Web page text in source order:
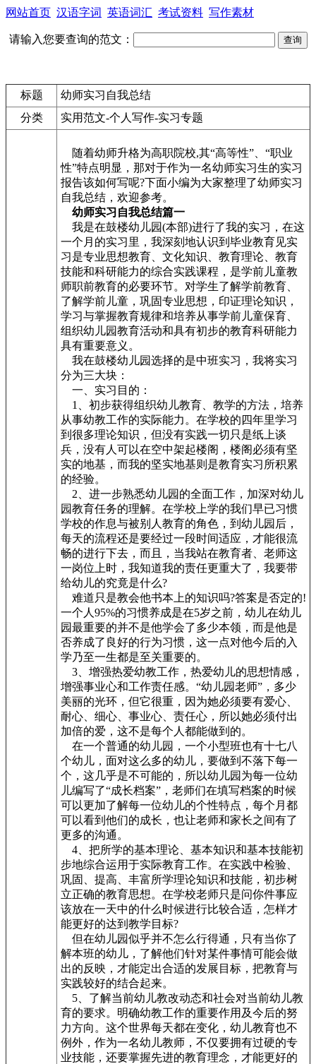
网站首页 汉语字词 英语词汇 考试资料 写作素材
请输入您要查询的范文：
标题
幼师实习自我总结
分类
实用范文-个人写作-实习专题
随着幼师升格为高职院校,其“高等性”、“职业
性”特点明显，那对于作为一名幼师实习生的实习
报告该如何写呢?下面小编为大家整理了幼师实习
自我总结，欢迎参考。
幼师实习自我总结篇一
我是在鼓楼幼儿园(本部)进行了我的实习，在这
一个月的实习里，我深刻地认识到毕业教育见实
习是专业思想教育、文化知识、教育理论、教育
技能和科研能力的综合实践课程，是学前儿童教
师职前教育的必要环节。对学生了解学前教育、
了解学前儿童，巩固专业思想，印证理论知识，
学习与掌握教育规律和培养从事学前儿童保育、
组织幼儿园教育活动和具有初步的教育科研能力
具有重要意义。
我在鼓楼幼儿园选择的是中班实习，我将实习
分为三大块：
一、实习目的：
1、初步获得组织幼儿教育、教学的方法，培养
从事幼教工作的实际能力。在学校的四年里学习
到很多理论知识，但没有实践一切只是纸上谈
兵，没有人可以在空中架起楼阁，楼阁必须有坚
实的地基，而我的坚实地基则是教育实习所积累
的经验。
2、进一步熟悉幼儿园的全面工作，加深对幼儿
园教育任务的理解。在学校上学的我们早已习惯
学校的作息与被别人教育的角色，到幼儿园后，
每天的流程还是要经过一段时间适应，才能很流
畅的进行下去，而且，当我站在教育者、老师这
一岗位上时，我知道我的责任更重大了，我要带
给幼儿的究竟是什么?
难道只是教会他书本上的知识吗?答案是否定的!
一个人95%的习惯养成是在5岁之前，幼儿在幼儿
园最重要的并不是他学会了多少本领，而是他是
否养成了良好的行为习惯，这一点对他今后的入
学乃至一生都是至关重要的。
3、增强热爱幼教工作，热爱幼儿的思想情感，
增强事业心和工作责任感。“幼儿园老师”，多少
美丽的光环，但它很重，因为她必须要有爱心、
耐心、细心、事业心、责任心，所以她必须付出
加倍的爱，这不是每个人都能做到的。
在一个普通的幼儿园，一个小型班也有十七八
个幼儿，面对这么多的幼儿，要做到不落下每一
个，这几乎是不可能的，所以幼儿园为每一位幼
儿编写了“成长档案”，老师们在填写档案的时候
可以更加了解每一位幼儿的个性特点，每个月都
可以看到他们的成长，也让老师和家长之间有了
更多的沟通。
4、把所学的基本理论、基本知识和基本技能初
步地综合运用于实际教育工作。在实践中检验、
巩固、提高、丰富所学理论知识和技能，初步树
立正确的教育思想。在学校老师只是问你件事应
该放在一天中的什么时候进行比较合适，怎样才
能更好的达到教学目标?
但在幼儿园似乎并不怎么行得通，只有当你了
解本班的幼儿，了解他们针对某件事情可能会做
出的反映，才能定出合适的发展目标，把教育与
实践较好的结合起来。
5、了解当前幼儿教改动态和社会对当前幼儿教
育的要求。明确幼教工作的重要作用及今后的努
力方向。这个世界每天都在变化，幼儿教育也不
例外，作为一名幼儿教师，不仅要拥有过硬的专
业技能，还要掌握先进的教育理念，才能更好的